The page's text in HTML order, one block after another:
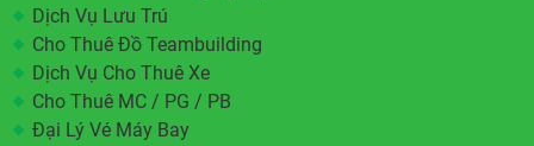
Dịch Vụ Lưu Trú
Cho Thuê Đồ Teambuilding
Dịch Vụ Cho Thuê Xe
Cho Thuê MC / PG / PB
Đại Lý Vé Máy Bay